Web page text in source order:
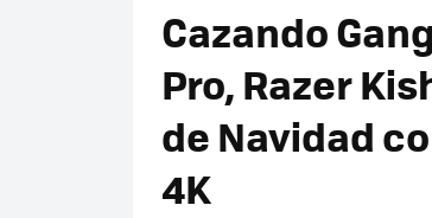
Cazando
Pro, Razer
de Navidad
4K